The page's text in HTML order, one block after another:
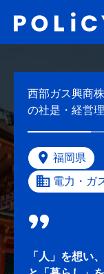
西部ガス興商
の社是・経営
福岡県
電力・ガ
「人」を想い